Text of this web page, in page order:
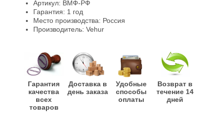
Информация
Артикул: ВМФ-РФ
Гарантия: 1 год
Место производства: Россия
Производитель: Vehur
Гарантия
качества
всех
товаров
Доставка в
день заказа
Удобные
способы
оплаты
Возврат в
течение 14
дней